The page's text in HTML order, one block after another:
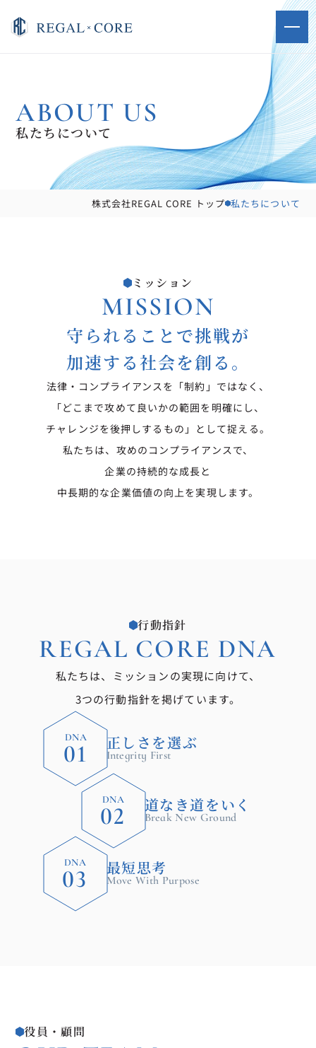
ABOUT US
私たちについて
株式会社REGAL CORE トップ 私たちについて
ミッション
MISSION
守られることで挑戦が
加速する社会を創る。
法律・コンプライアンスを「制約」ではなく、
「どこまで攻めて良いかの範囲を明確にし、
チャレンジを後押しするもの」として捉える。
私たちは、攻めのコンプライアンスで、
企業の持続的な成長と
中長期的な企業価値の向上を実現します。
行動指針
REGAL CORE DNA
私たちは、ミッションの実現に向けて、
3つの行動指針を掲げています。
DNA
01 正しさを選ぶ
Integrity First
DNA
02 道なき道をいく
Break New Ground
DNA
03 最短思考
Move With Purpose
役員・顧問